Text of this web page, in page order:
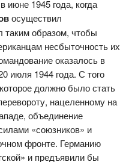
июне 1945 года, когда
осуществил
таким образом, чтобы
несбыточность их
оказалось в
июля 1944 года. С того
должно было стать
нацеленному на
объединение
«союзников» и
фронте. Германию
и предъявили бы